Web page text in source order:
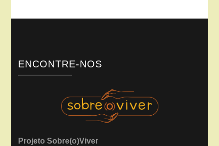
ENCONTRE-NOS
Projeto Sobre(o)Viver